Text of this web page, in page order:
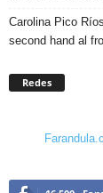
Carolina Pico
second hand al
Redes